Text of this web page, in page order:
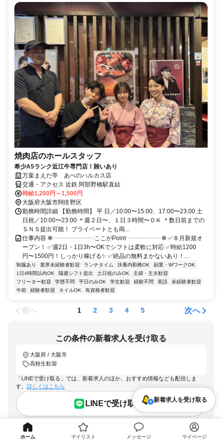
焼肉店のホールスタッフ
希少A5ランク近江牛専門店！賄いあり
万葉まえだ亭 あべのハルカス店
交通・アクセス 近鉄 阿部野橋駅直結
時給1,200円～1,500円
大阪府大阪市阿倍野区
勤務時間詳細 【勤務時間】 平 日／10:00〜15:00、17:00〜23:00 土
日祝／10:00〜23:00 ＊週２日〜、１日３時間〜ＯＫ ＊数日前までの
ＳＮＳ提出可能！ プライベートとも両...
仕事内容 ✼┈┈┈┈┈┈┈ここがPoint┈┈┈┈┈┈✼ ✅８月新規オ
ープン！ ✅週2日・1日3h〜OKでシフトは柔軟に対応 ✅時給1200
円〜1500円！しっかり稼げる✨ ✅絶品の無料まかないあり！...
制服あり 業界未経験者歓迎 ランチタイム 扶養内勤務OK
副業・WワークOK
1日4時間以内OK
隔週シフト提出 土日祝のみOK
主婦・主夫歓迎
フリーター歓迎
学歴不問 平日のみOK 学生歓迎 経験不問 英語
未経験者歓迎
午前
経験者歓迎 ネイルOK 有資格者歓迎
前へ 1 2 3 4 5 次へ
この条件の新着求人を受け取る
大阪府 / 大阪市
高校生歓迎
「LINEで受け取る」では、新着求人のほか、おすすめ情報なども配信しま
す。 詳しくはこちら
LINEで受け取る
メールで受け取る
新着求人を受け取る
ホーム マイリスト メッセージ マイページ